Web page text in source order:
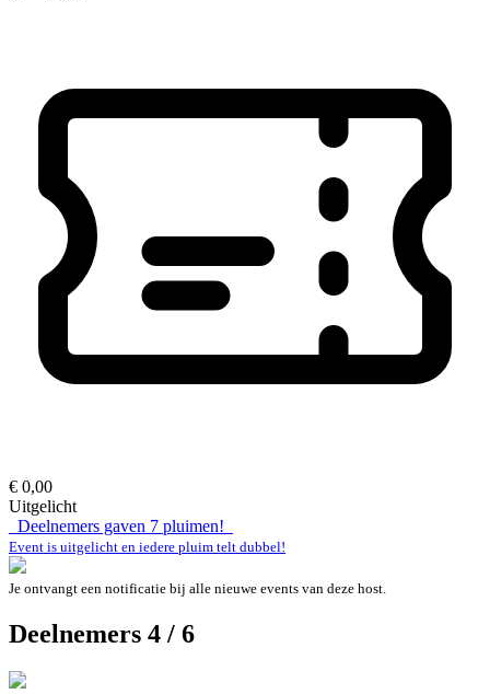
€ 0,00
Uitgelicht
Deelnemers gaven 7 pluimen!
Event is uitgelicht en iedere pluim telt dubbel!
Je ontvangt een notificatie bij alle nieuwe events van deze host.
Deelnemers 4 / 6